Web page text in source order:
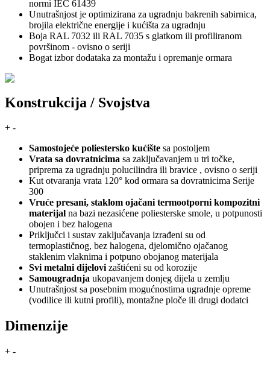
normi IEC 61439
Unutrašnjost je optimizirana za ugradnju bakrenih sabirnica,
brojila električne energije i kućišta za ugradnju
Boja RAL 7032 ili RAL 7035 s glatkom ili profiliranom
površinom - ovisno o seriji
Bogat izbor dodataka za montažu i opremanje ormara
Konstrukcija / Svojstva
+ -
Samostojeće poliestersko kućište sa postoljem
Vrata sa dovratnicima sa zaključavanjem u tri točke,
priprema za ugradnju polucilindra ili bravice , ovisno o seriji
Kut otvaranja vrata 120° kod ormara sa dovratnicima Serije
300
Vruće presani, staklom ojačani termootporni kompozitni
materijal na bazi nezasićene poliesterske smole, u potpunosti
obojen i bez halogena
Priključci i sustav zaključavanja izrađeni su od
termoplastičnog, bez halogena, djelomično ojačanog
staklenim vlaknima i potpuno obojanog materijala
Svi metalni dijelovizaštićeni su od korozije
Samougradnja ukopavanjem donjeg dijela u zemlju
Unutrašnjost sa posebnim mogućnostima ugradnje opreme
(vodilice ili kutni profili), montažne ploče ili drugi dodatci
Dimenzije
+ -